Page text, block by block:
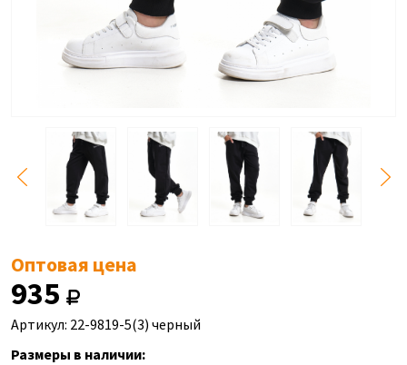
Оптовая цена
935
Артикул: 22-9819-5(3) черный
Размеры в наличии: